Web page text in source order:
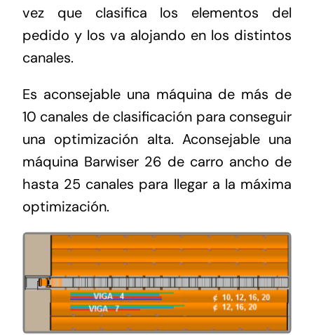
vez que clasifica los elementos del
pedido y los va alojando en los distintos
canales.
Es aconsejable una máquina de más de
10 canales de clasificación para conseguir
una optimización alta. Aconsejable una
máquina Barwiser 26 de carro ancho de
hasta 25 canales para llegar a la máxima
optimización.